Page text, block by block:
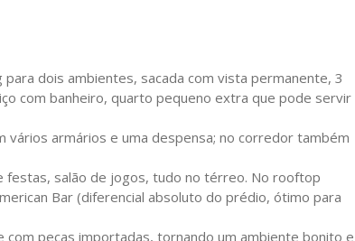
dois ambientes, sacada com vista permanente, 3
com banheiro, quarto pequeno extra que pode servir
armários e uma despensa; no corredor também
festas, salão de jogos, tudo no térreo. No rooftop
Bar (diferencial absoluto do prédio, ótimo para
peças importadas, tornando um ambiente bonito e